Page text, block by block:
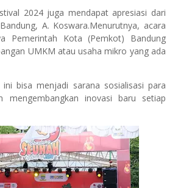
2024 juga mendapat apresiasi dari
A. Koswara.Menurutnya, acara
Pemerintah Kota (Pemkot) Bandung
UMKM atau usaha mikro yang ada
bisa menjadi sarana sosialisasi para
mengembangkan inovasi baru setiap